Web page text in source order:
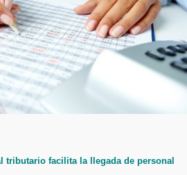
tributario facilita la llegada de personal